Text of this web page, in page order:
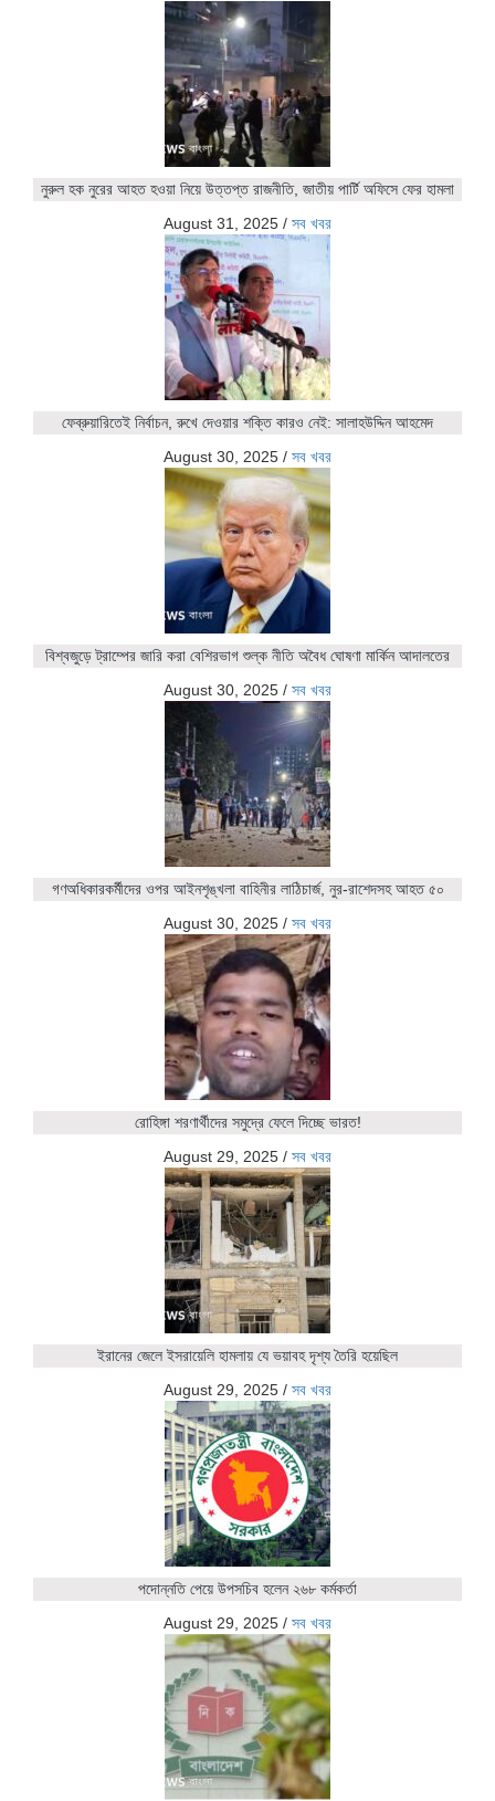
নুরুল হক নুরের আহত হওয়া নিয়ে উত্তপ্ত রাজনীতি, জাতীয় পার্টি অফিসে ফের হামলা
August 31, 2025 / সব খবর
ফেব্রুয়ারিতেই নির্বাচন, রুখে দেওয়ার শক্তি কারও নেই: সালাহউদ্দিন আহমেদ
August 30, 2025 / সব খবর
বিশ্বজুড়ে ট্রাম্পের জারি করা বেশিরভাগ শুল্ক নীতি অবৈধ ঘোষণা মার্কিন আদালতের
August 30, 2025 / সব খবর
গণঅধিকারকর্মীদের ওপর আইনশৃঙ্খলা বাহিনীর লাঠিচার্জ, নুর-রাশেদসহ আহত ৫০
August 30, 2025 / সব খবর
রোহিঙ্গা শরণার্থীদের সমুদ্রে ফেলে দিচ্ছে ভারত!
August 29, 2025 / সব খবর
ইরানের জেলে ইসরায়েলি হামলায় যে ভয়াবহ দৃশ্য তৈরি হয়েছিল
August 29, 2025 / সব খবর
পদোন্নতি পেয়ে উপসচিব হলেন ২৬৮ কর্মকর্তা
August 29, 2025 / সব খবর